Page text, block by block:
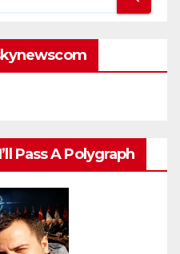
Pass A Polygraph